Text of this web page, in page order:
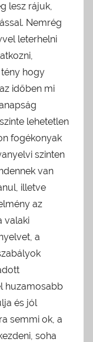
lesz rájuk,
Nemrég
leterhelni
hogy
időben mi
lehetetlen
fogékonyak
szinten
van
illetve
az
valaki
a
huzamosabb
és jól
semmi ok, a
soha